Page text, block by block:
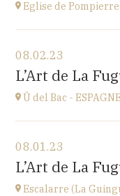
Go to site
Eglise de
Eglise de
3 chemin de l'église
at17H
08.02.23
L’Art de La
Ü del Bac - ESPAGNE
Ü del Bac - ESPAGNE
Vall del Bac
at21H00
08.01.23
L’Art de La
Escalarre (La